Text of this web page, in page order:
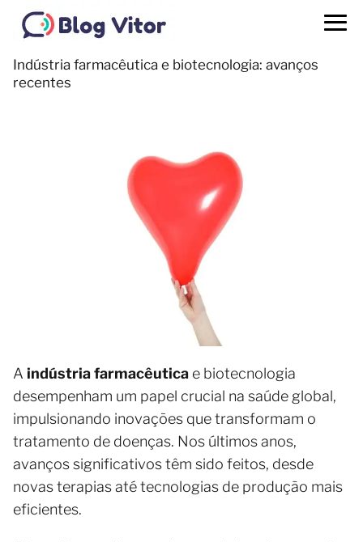
Indústria farmacêutica e biotecnologia: avanços
recentes
A indústria farmacêutica e biotecnologia
desempenham um papel crucial na saúde global,
impulsionando inovações que transformam o
tratamento de doenças. Nos últimos anos,
avanços significativos têm sido feitos, desde
novas terapias até tecnologias de produção mais
eficientes.